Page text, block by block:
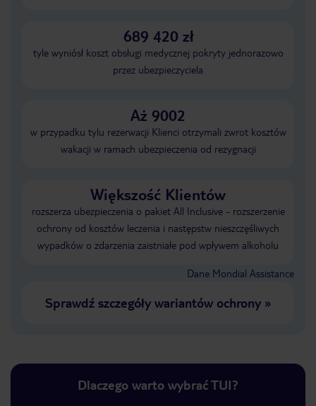
689 420 zł
tyle wyniósł koszt obsługi medycznej pokryty jednorazowo
przez ubezpieczyciela
Aż 9002
w przypadku tylu rezerwacji Klienci otrzymali zwrot kosztów
wakacji w ramach ubezpieczenia od rezygnacji
Większość Klientów
rozszerza ubezpieczenia o pakiet All Inclusive - rozszerzenie
ochrony od kosztów leczenia i następstw nieszczęśliwych
wypadków o zdarzenia zaistniałe pod wpływem alkoholu
Dane Mondial Assistance
Sprawdź szczegóły wariantów ochrony»
Dlaczego warto wybrać TUI?